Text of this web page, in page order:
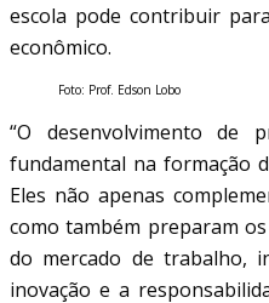
escola pode contribuir
econômico.
Foto: Prof. Edson Lobo
“O desenvolvimento de
fundamental na formação
Eles não apenas
como também preparam
do mercado de trabalho,
inovação e a